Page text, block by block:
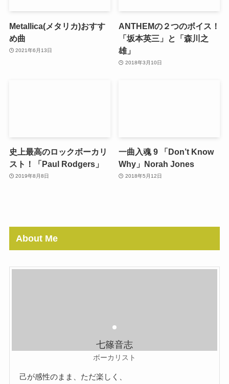
Metallica(メタリカ)おすす
め曲
2021年6月13日
ANTHEMの２つのボイス！
「坂本英三」と「森川之
雄」
2018年3月10日
史上最高のロックボーカリ
スト！「Paul Rodgers」
2019年8月8日
一曲入魂 9 「Don’t Know
Why」Norah Jones
2018年5月12日
About Me
七篠音志
ボーカリスト
己が感性のまま、ただ楽しく、